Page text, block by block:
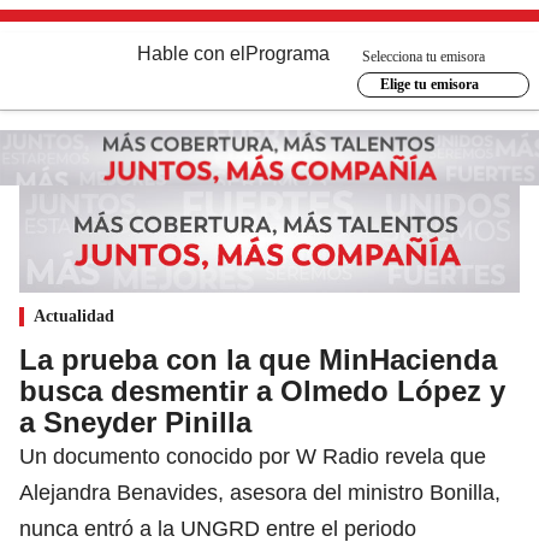
Hable con el Programa
Selecciona tu emisora
Elige tu emisora
Actualidad
La prueba con la que MinHacienda
busca desmentir a Olmedo López y
a Sneyder Pinilla
Un documento conocido por W Radio revela que
Alejandra Benavides, asesora del ministro Bonilla,
nunca entró a la UNGRD entre el periodo